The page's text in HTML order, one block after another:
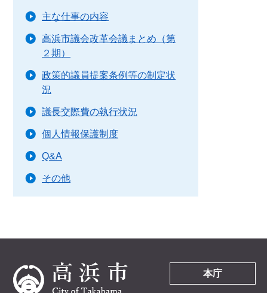
主な仕事の内容
高浜市議会改革会議まとめ（第
２期）
政策的議員提案条例等の制定状
況
議長交際費の執行状況
個人情報保護制度
Q&A
その他
本庁